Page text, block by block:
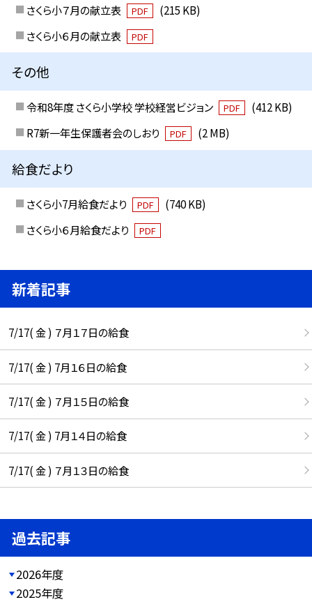
さくら小７月の献立表 PDF
(215 KB)
さくら小６月の献立表
PDF
その他
令和8年度 さくら小学校 学校経営ビジョン PDF
(412 KB)
R7新一年生保護者会のしおり
PDF (2 MB)
給食だより
さくら小7月給食だより PDF
(740 KB)
さくら小６月給食だより
PDF
新着記事
7/17( 金 ) ７月１７日の給食
7/17( 金 ) 7月１６日の給食
7/17( 金 ) ７月１５日の給食
7/17( 金 ) 7月１４日の給食
7/17( 金 ) ７月１３日の給食
過去記事
2026年度
2025年度